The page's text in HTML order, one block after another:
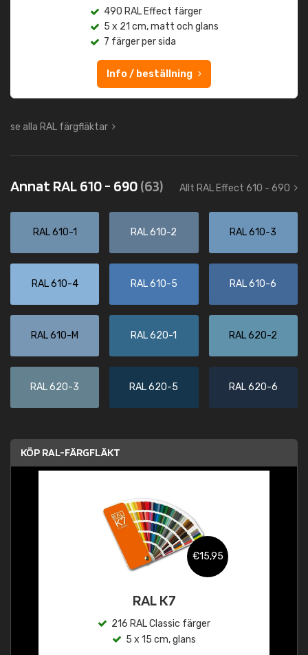
490 RAL Effect färger
5 x 21 cm, matt och glans
7 färger per sida
Info / beställning
se alla RAL färgfläktar
Annat RAL 610 - 690(63) Allt RAL Effect 610 - 690
RAL 610-1 RAL 610-2 RAL 610-3
RAL 610-4 RAL 610-5 RAL 610-6
RAL 610-M RAL 620-1 RAL 620-2
RAL 620-3 RAL 620-5 RAL 620-6
KÖP RAL-FÄRGFLÄKT
€15,95
RAL K7
216 RAL Classic färger
5 x 15 cm, glans